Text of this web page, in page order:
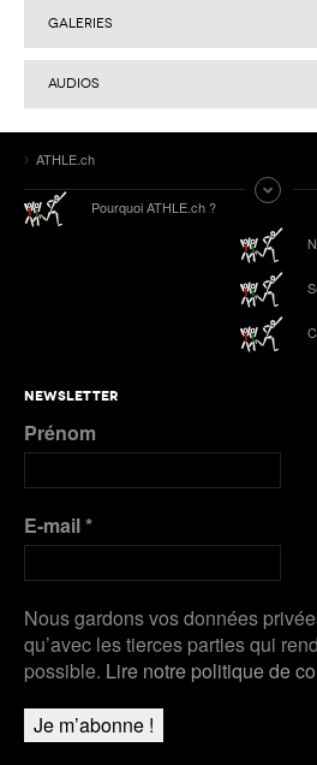
GALERIES
ATHLE.ch aux
tous les liens de notre
ATHLE.ch à l’Euro
AUDIOS
Tokyo 2025 | Le Podcast
Werro 6e de sa 1ère
Podcast n°4 : Grand
première à Kingston
Plus de Audios
ATHLE.ch
Pourquoi ATHLE.ch ?
NEWSLETTER
Prénom
E-mail*
Nous gardons vos données
qu’avec les tierces parties qui
possible. Lire notre politique de